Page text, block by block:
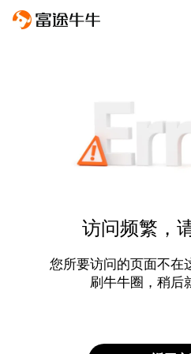
访问频繁，
您所要访问的页面不在
刷牛牛圈，稍后